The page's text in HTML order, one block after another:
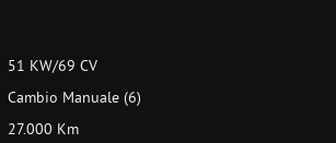
51 KW/69 CV
Cambio Manuale (6)
27.000 Km